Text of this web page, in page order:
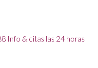
Info & citas las 24 horas